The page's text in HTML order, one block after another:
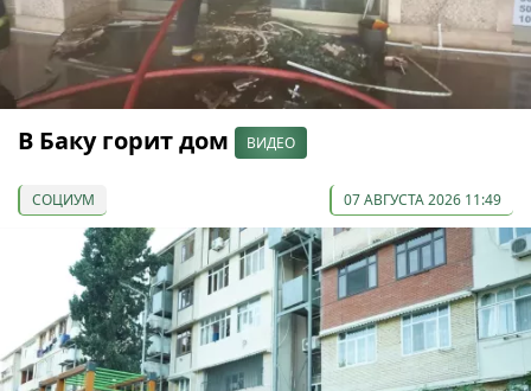
В Баку горит дом ВИДЕО
СОЦИУМ 07 АВГУСТА 2026 11:49